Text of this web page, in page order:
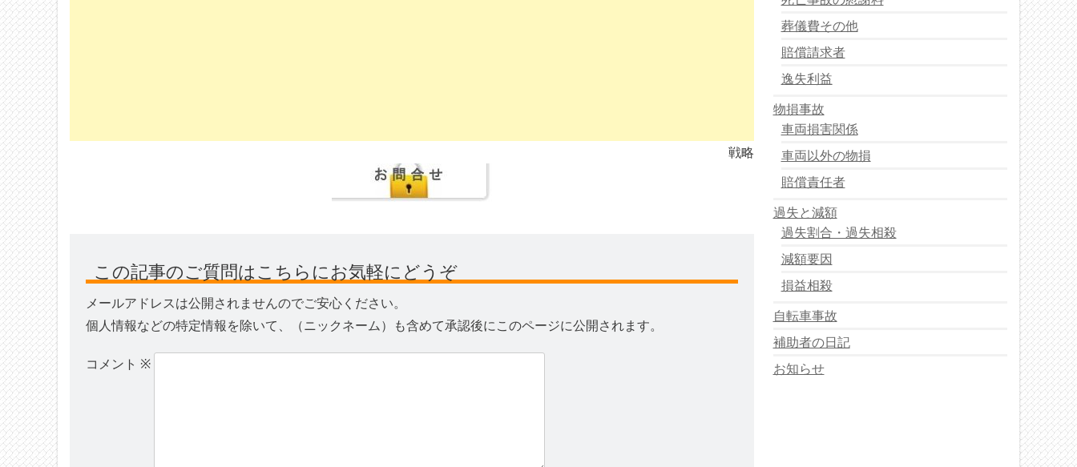
戦略
この記事のご質問はこちらにお気軽にどうぞ
メールアドレスは公開されませんのでご安心ください。
個人情報などの特定情報を除いて、（ニックネーム）も含めて承認後にこのページに公開されます。
コメント ※
葬儀費その他
賠償請求者
逸失利益
物損事故
車両損害関係
車両以外の物損
賠償責任者
過失と減額
過失割合・過失相殺
減額要因
損益相殺
自転車事故
補助者の日記
お知らせ